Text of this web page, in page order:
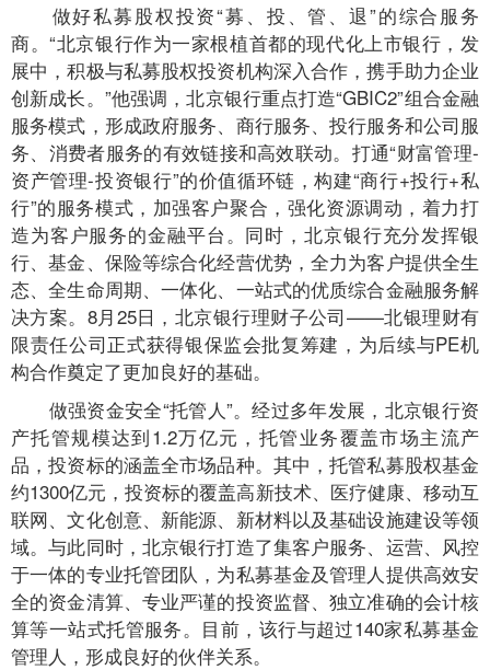
做好私募股权投资“募、投、管、退”的综合服务
商。“北京银行作为一家根植首都的现代化上市银行，发
展中，积极与私募股权投资机构深入合作，携手助力企业
创新成长。”他强调，北京银行重点打造“GBIC2”组合金融
服务模式，形成政府服务、商行服务、投行服务和公司服
务、消费者服务的有效链接和高效联动。打通“财富管理-
资产管理-投资银行”的价值循环链，构建“商行+投行+私
行”的服务模式，加强客户聚合，强化资源调动，着力打
造为客户服务的金融平台。同时，北京银行充分发挥银
行、基金、保险等综合化经营优势，全力为客户提供全生
态、全生命周期、一体化、一站式的优质综合金融服务解
决方案。8月25日，北京银行理财子公司——北银理财有
限责任公司正式获得银保监会批复筹建，为后续与PE机
构合作奠定了更加良好的基础。
做强资金安全“托管人”。经过多年发展，北京银行资
产托管规模达到1.2万亿元，托管业务覆盖市场主流产
品，投资标的涵盖全市场品种。其中，托管私募股权基金
约1300亿元，投资标的覆盖高新技术、医疗健康、移动互
联网、文化创意、新能源、新材料以及基础设施建设等领
域。与此同时，北京银行打造了集客户服务、运营、风控
于一体的专业托管团队，为私募基金及管理人提供高效安
全的资金清算、专业严谨的投资监督、独立准确的会计核
算等一站式托管服务。目前，该行与超过140家私募基金
管理人，形成良好的伙伴关系。